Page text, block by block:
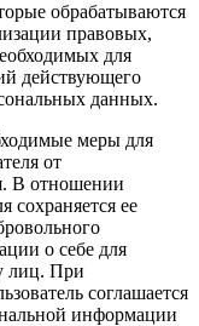
обрабатываются
правовых,
для
действующего
данных.
меры для
от
В отношении
сохраняется ее
о себе для
лиц. При
соглашается
информации